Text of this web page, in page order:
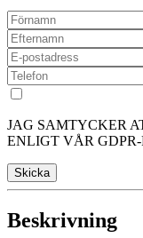
JAG SAMTYCKER
ENLIGT VÅR
Skicka
Beskrivning